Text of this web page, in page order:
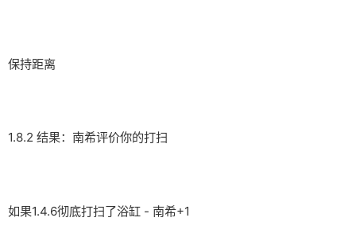
保持距离
1.8.2 结果：南希评价你的打扫
如果1.4.6彻底打扫了浴缸 - 南希+1